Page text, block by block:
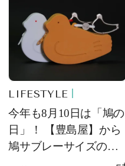
LIFESTYLE
今年も8月10日は「鳩の
日」！ 【豊島屋】から
鳩サブレーサイズのポ
ーチ「はとっこ」を限